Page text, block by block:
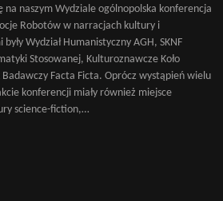
na naszym Wydziale ogólnopolska konferencja
Robotów w narracjach kultury i
Wydział Humanistyczny AGH, SKNF
Stosowanej, Kulturoznawcze Koło
Facta Ficta. Oprócz wystąpień wielu
konferencji miały również miejsce
science-fiction,…